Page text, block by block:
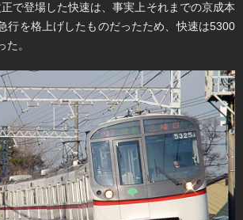
で登場した快速は、事実上それまでの京成本
行を格上げしたものだったため、快速は5300
。